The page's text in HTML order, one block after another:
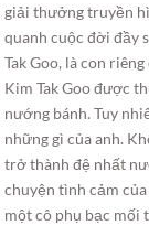
giải thưởng truyền
quanh cuộc đời đầy
Tak Goo, là con
Kim Tak Goo được
nướng bánh. Tuy
những gì của anh.
trở thành đệ nhất
chuyện tình cảm của
một cô phụ bạc mối